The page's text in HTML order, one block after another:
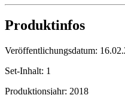
Produktinfos
Veröffentlichungsdatum:
Set-Inhalt: 1
Produktionsjahr: 2018